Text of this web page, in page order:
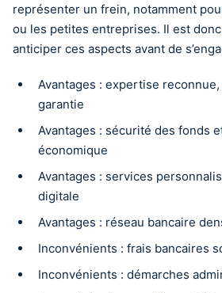
représenter un frein, notamment
ou les petites entreprises. Il est
anticiper ces aspects avant de
Avantages : expertise
garantie
Avantages : sécurité des fonds
économique
Avantages : services
digitale
Avantages : réseau bancaire
Inconvénients : frais bancaires
Inconvénients : démarches